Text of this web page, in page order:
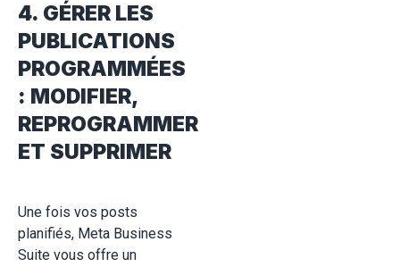
4. GÉRER LES
PUBLICATIONS
PROGRAMMÉES
: MODIFIER,
REPROGRAMMER
ET SUPPRIMER
Une fois vos posts
planifiés, Meta Business
Suite vous offre un